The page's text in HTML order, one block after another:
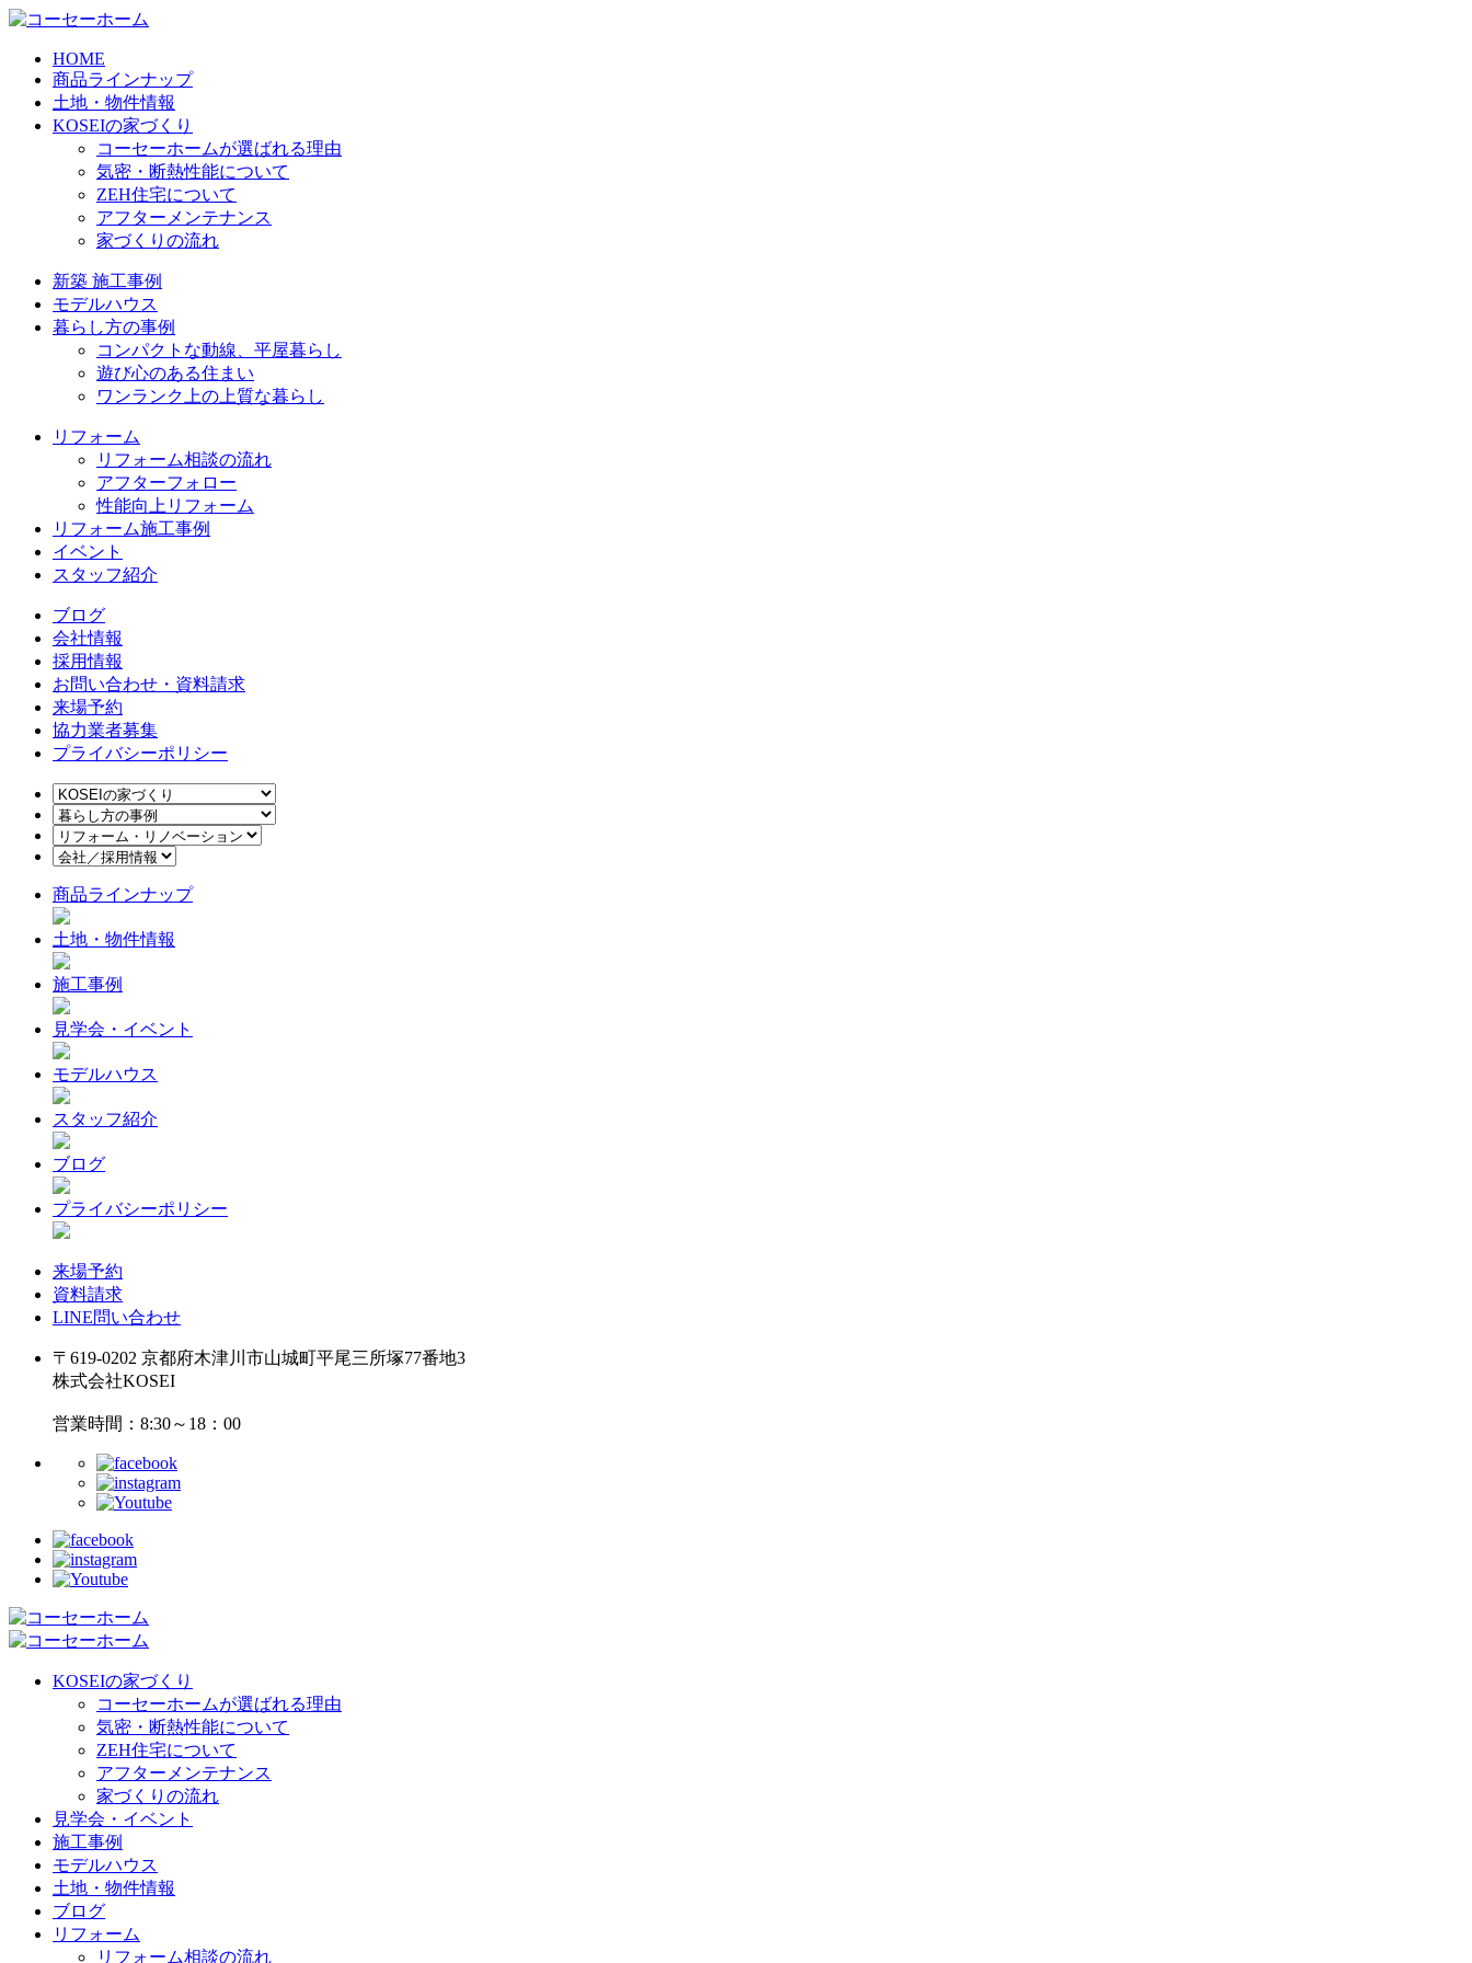
HOME
商品ラインナップ
土地・物件情報
KOSEIの家づくり
コーセーホームが選ばれる理由
気密・断熱性能について
ZEH住宅について
アフターメンテナンス
家づくりの流れ
新築 施工事例
モデルハウス
暮らし方の事例
コンパクトな動線、平屋暮らし
遊び心のある住まい
ワンランク上の上質な暮らし
リフォーム
リフォーム相談の流れ
アフターフォロー
性能向上リフォーム
リフォーム施工事例
イベント
スタッフ紹介
ブログ
会社情報
採用情報
お問い合わせ・資料請求
来場予約
協力業者募集
プライバシーポリシー
商品ラインナップ
土地・物件情報
施工事例
見学会・イベント
モデルハウス
スタッフ紹介
ブログ
プライバシーポリシー
来場予約
資料請求
LINE問い合わせ
〒619-0202 京都府木津川市山城町平尾三所塚77番地3
株式会社KOSEI
営業時間：8:30～18：00
KOSEIの家づくり
コーセーホームが選ばれる理由
気密・断熱性能について
ZEH住宅について
アフターメンテナンス
家づくりの流れ
見学会・イベント
施工事例
モデルハウス
土地・物件情報
ブログ
リフォーム
リフォーム相談の流れ